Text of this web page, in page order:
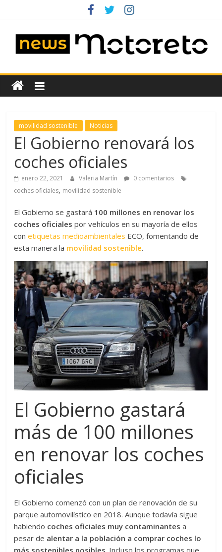
News
Motoreto
Noticias
coches
de
ocasión
movilidad sostenible Noticias
El Gobierno renovará los
coches oficiales
enero 22, 2021 Valeria Martín
0 comentarios
coches oficiales, movilidad sostenible
El Gobierno se gastará 100 millones en renovar los
coches oficiales por vehículos en su mayoría de ellos
conetiquetas medioambientales ECO, fomentando de
esta manera la movilidad sostenible.
El Gobierno gastará
más de 100 millones
en renovar los coches
oficiales
El Gobierno comenzó con un plan de renovación de su
parque automovilístico en 2018. Aunque todavía sigue
habiendo coches oficiales muy contaminantes a
pesar de alentar a la población a comprar coches lo
más sostenibles posibles. Incluso los programas que